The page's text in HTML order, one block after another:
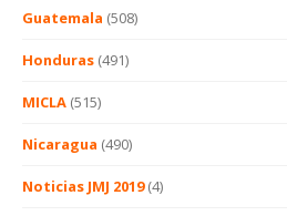
Guatemala (508)
Honduras (491)
MICLA (515)
Nicaragua (490)
Noticias JMJ 2019(4)